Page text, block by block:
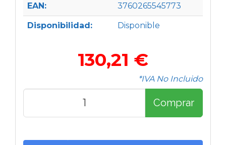
EAN: 3760265545773
Disponibilidad: Disponible
130,21 €
*IVA No Incluido
Comprar